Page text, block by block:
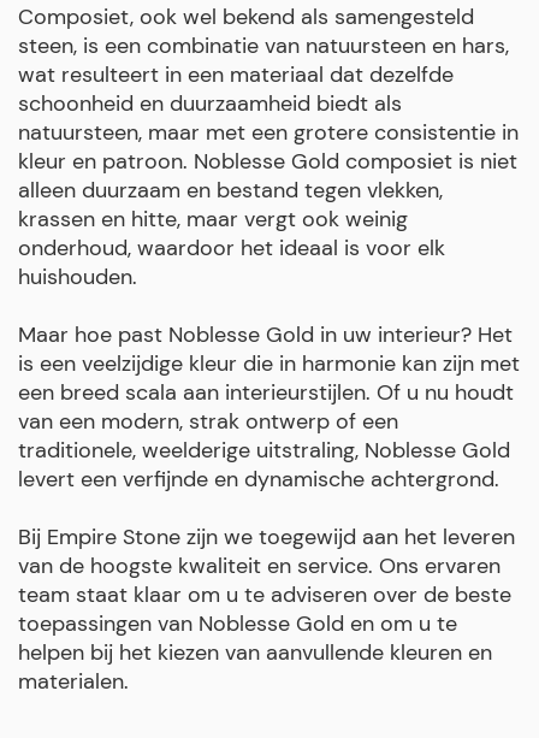
Composiet, ook wel bekend als samengesteld
steen, is een combinatie van natuursteen en hars,
wat resulteert in een materiaal dat dezelfde
schoonheid en duurzaamheid biedt als
natuursteen, maar met een grotere consistentie in
kleur en patroon. Noblesse Gold composiet is niet
alleen duurzaam en bestand tegen vlekken,
krassen en hitte, maar vergt ook weinig
onderhoud, waardoor het ideaal is voor elk
huishouden.
Maar hoe past Noblesse Gold in uw interieur? Het
is een veelzijdige kleur die in harmonie kan zijn met
een breed scala aan interieurstijlen. Of u nu houdt
van een modern, strak ontwerp of een
traditionele, weelderige uitstraling, Noblesse Gold
levert een verfijnde en dynamische achtergrond.
Bij Empire Stone zijn we toegewijd aan het leveren
van de hoogste kwaliteit en service. Ons ervaren
team staat klaar om u te adviseren over de beste
toepassingen van Noblesse Gold en om u te
helpen bij het kiezen van aanvullende kleuren en
materialen.